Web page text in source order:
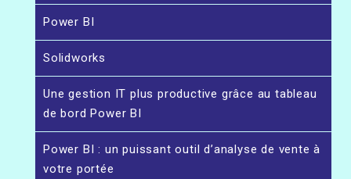
Power BI
Solidworks
Une gestion IT plus productive grâce au tableau
de bord Power BI
Power BI : un puissant outil d’analyse de vente à
votre portée